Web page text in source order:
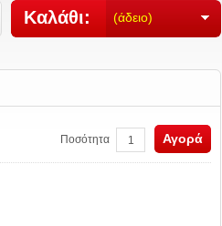
Καλάθι: (άδειο)
Αγορά
Ποσότητα